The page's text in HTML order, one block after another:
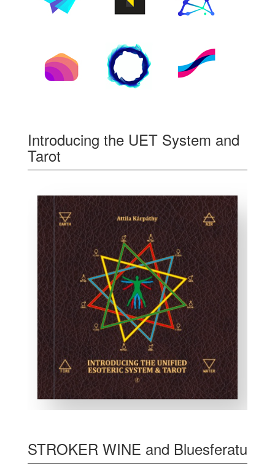
Introducing the UET System and
Tarot
STROKER WINE and Bluesferatu